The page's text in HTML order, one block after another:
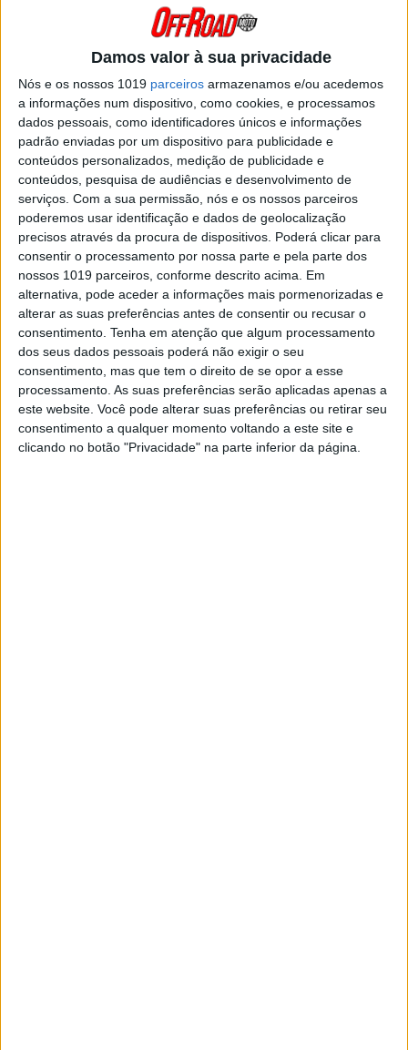
Damos valor à sua privacidade
Nós e os nossos 1019 parceiros armazenamos e/ou acedemos
a informações num dispositivo, como cookies, e processamos
dados pessoais, como identificadores únicos e informações
padrão enviadas por um dispositivo para publicidade e
conteúdos personalizados, medição de publicidade e
conteúdos, pesquisa de audiências e desenvolvimento de
serviços. Com a sua permissão, nós e os nossos parceiros
poderemos usar identificação e dados de geolocalização
precisos através da procura de dispositivos. Poderá clicar para
consentir o processamento por nossa parte e pela parte dos
nossos 1019 parceiros, conforme descrito acima. Em
alternativa, pode aceder a informações mais pormenorizadas e
alterar as suas preferências antes de consentir ou recusar o
consentimento. Tenha em atenção que algum processamento
dos seus dados pessoais poderá não exigir o seu
consentimento, mas que tem o direito de se opor a esse
processamento. As suas preferências serão aplicadas apenas a
este website. Você pode alterar suas preferências ou retirar seu
consentimento a qualquer momento voltando a este site e
clicando no botão "Privacidade" na parte inferior da página.
Haverá uma nova equipa no campeonato do
mundo de Motocross de 2021… e com nomes
sonantes!
Hostettler Yamaha Racing
, assim se chama a
equipa suíça que se vai estrear na próxima
temporada de MXGP com o forte apoio de
parceiros importantes como os equipamentos
iXSe os relógiosTissot .
O capitão de equipa seráArnaud Tonus,
detentor de um bom palmarés no Mundial de
Motocross mas que sofreu uma série de
azares em 2020 que o impediram de mostrar o
seu verdadeiro potencial.
Continuar a ler
Arnaud Tonus